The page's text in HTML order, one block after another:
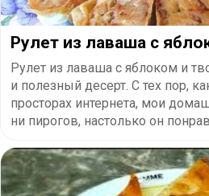
Рулет из лаваша с
Рулет из лаваша с яблоком и
и полезный десерт. С тех пор,
просторах интернета, мои
ни пирогов, настолько он